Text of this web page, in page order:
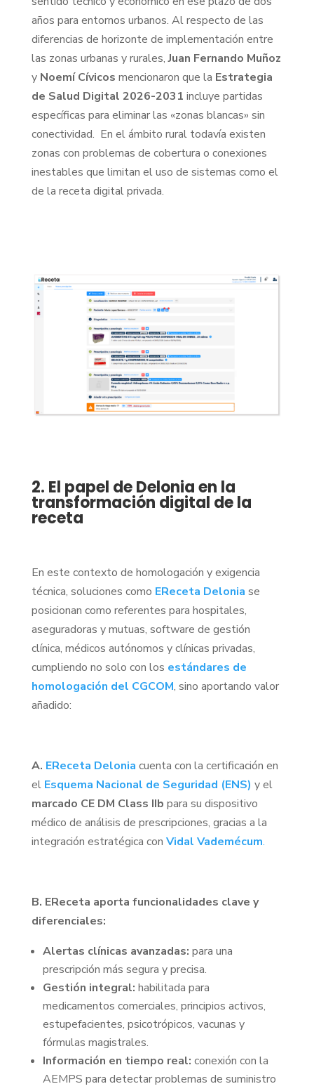
años para entornos urbanos. Al respecto de las
diferencias de horizonte de implementación entre
las zonas urbanas y rurales,Juan Fernando Muñoz
y Noemí Cívicos mencionaron que la Estrategia
de Salud Digital 2026-2031 incluye partidas
específicas para eliminar las «zonas blancas» sin
conectividad. En el ámbito rural todavía existen
zonas con problemas de cobertura o conexiones
inestables que limitan el uso de sistemas como el
de la receta digital privada.
2. El papel de Delonia en la
transformación digital de la
receta
En este contexto de homologación y exigencia
técnica, soluciones como EReceta Delonia se
posicionan como referentes para hospitales,
aseguradoras y mutuas, software de gestión
clínica, médicos autónomos y clínicas privadas,
cumpliendo no solo con los estándares de
homologación del CGCOM, sino aportando valor
añadido:
A. EReceta Delonia cuenta con la certificación en
el Esquema Nacional de Seguridad (ENS) y el
marcado CE DM Class IIb para su dispositivo
médico de análisis de prescripciones, gracias a la
integración estratégica con Vidal Vademécum.
B. EReceta aporta funcionalidades clave y
diferenciales:
Alertas clínicas avanzadas: para una
prescripción más segura y precisa.
Gestión integral: habilitada para
medicamentos comerciales, principios activos,
estupefacientes, psicotrópicos, vacunas y
fórmulas magistrales.
Información en tiempo real: conexión con la
AEMPS para detectar problemas de suministro